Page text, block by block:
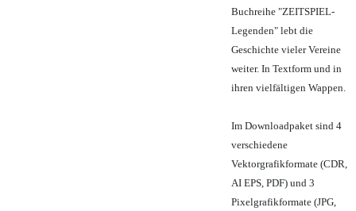
Buchreihe "ZEITSPIEL-
Legenden" lebt die
Geschichte vieler Vereine
weiter. In Textform und in
ihren vielfältigen Wappen.
Im Downloadpaket sind 4
verschiedene
Vektorgrafikformate (CDR,
AI EPS, PDF) und 3
Pixelgrafikformate (JPG,